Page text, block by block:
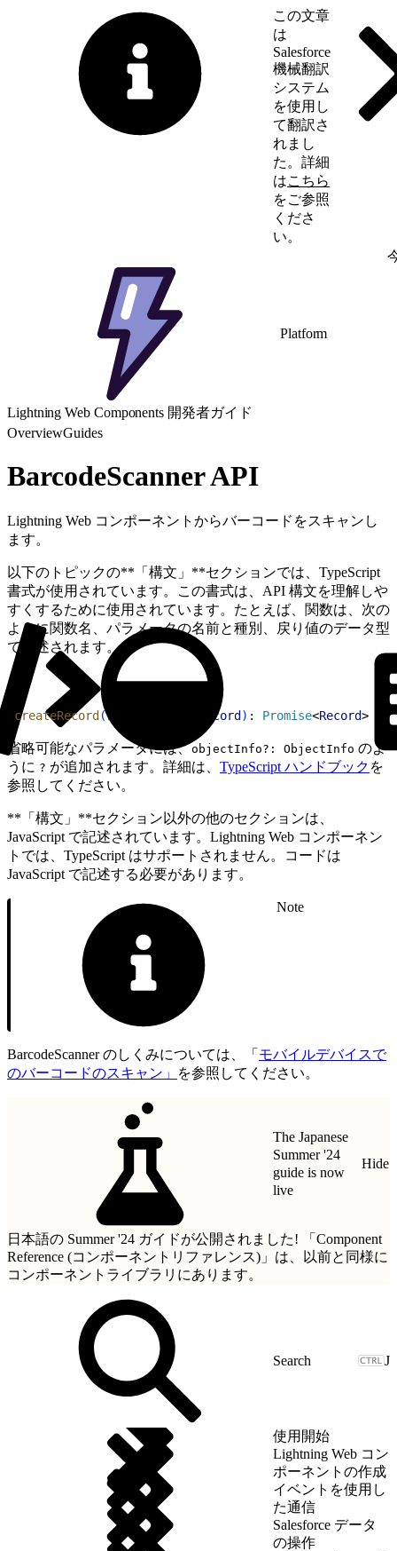
この文章
は
Salesforce
機械翻訳
システム
を使用し
て翻訳さ
れまし
た。詳細
はこちら
をご参照
くださ
い。
Platform
Lightning Web Components 開発者ガイド
OverviewGuides
BarcodeScanner API
Lightning Web コンポーネントからバーコードをスキャンし
ます。
以下のトピックの**「構文」**セクションでは、TypeScript
書式が使用されています。この書式は、API 構文を理解しや
すくするために使用されています。たとえば、関数は、次の
ように関数名、パラメータの名前と種別、戻り値のデータ型
で記述されます。
createRecord (recordInput Record ) : Promise<Record>
省略可能なパラメータには、objectInfo?: ObjectInfo のよ
うに ? が追加されます。詳細は、 TypeScript ハンドブック を
参照してください。
**「構文」**セクション以外の他のセクションは、
JavaScript で記述されています。Lightning Web コンポーネン
トでは、TypeScript はサポートされません。コードは
JavaScript で記述する必要があります。
Note
BarcodeScanner のしくみについては、「 モバイルデバイスで
のバーコードのスキャン」
を参照してください。
The Japanese
Summer '24
guide is now
live
Hide
日本語の Summer '24 ガイドが公開されました!
「Component
Reference (コンポーネントリファレンス)」 は、以前と同様に
コンポーネントライブラリにあります。
J
使用開始
Lightning Web コン
ポーネントの作成
イベントを使用し
た通信
Salesforce データ
の操作